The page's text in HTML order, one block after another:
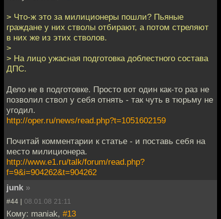
> Что-ж это за милиционеры пошли? Пьяные
граждане у них стволы отбирают, а потом стреляют
в них же из этих стволов.
>
> На лицо ужасная подготовка доблестного состава
ДПС.
Дело не в подготовке. Просто вот один как-то раз не
позволил ствол у себя отнять - так чуть в тюрьму не
угодил.
http://oper.ru/news/read.php?t=1051602159
Почитай комментарии к статье - и поставь себя на
место милиционера.
http://www.e1.ru/talk/forum/read.php?
f=9&i=904262&t=904262
junk »
#44 | 08.01.08 21:11
Кому: maniak, #13